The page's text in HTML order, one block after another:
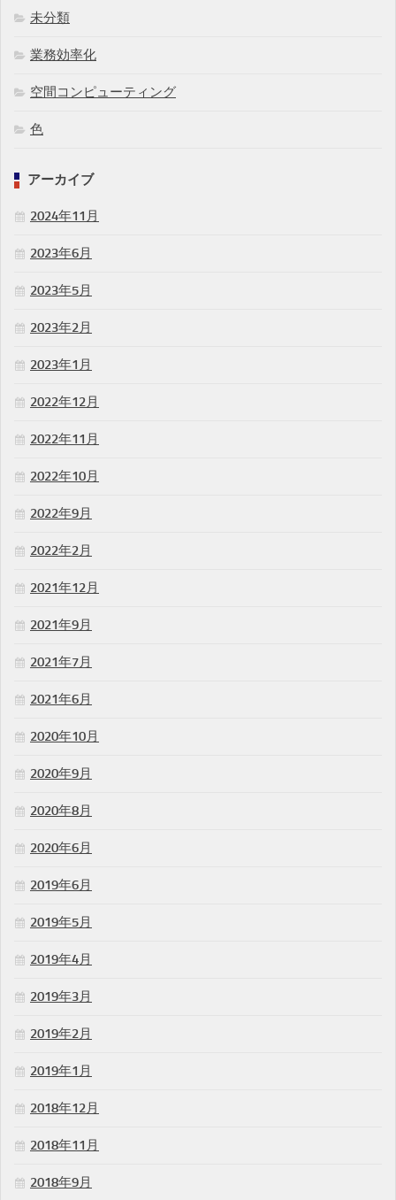
未分類
業務効率化
空間コンピューティング
色
アーカイブ
2024年11月
2023年6月
2023年5月
2023年2月
2023年1月
2022年12月
2022年11月
2022年10月
2022年9月
2022年2月
2021年12月
2021年9月
2021年7月
2021年6月
2020年10月
2020年9月
2020年8月
2020年6月
2019年6月
2019年5月
2019年4月
2019年3月
2019年2月
2019年1月
2018年12月
2018年11月
2018年9月